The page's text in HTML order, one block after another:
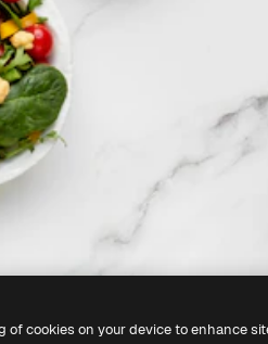
of cookies on your device to enhance